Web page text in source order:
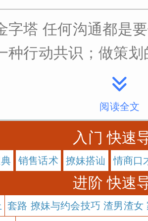
字塔 任何沟通都是
行动共识；做策
阅读全文
入门 快速
销售话术 撩妹搭讪 情商口
进阶 快速
套路 撩妹与约会技巧 渣男渣女